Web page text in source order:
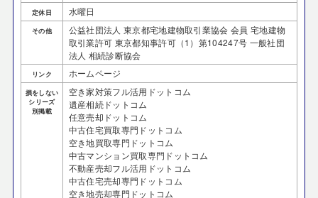
定休日 水曜日
その他
公益社団法人 東京都宅地建物取引業協会 会員 宅地建物
取引業許可 東京都知事許可（1）第104247号 一般社団
法人 相続診断協会
リンク ホームページ
損をしない
シリーズ
別掲載
空き家対策フル活用ドットコム
遺産相続ドットコム
任意売却ドットコム
中古住宅買取専門ドットコム
空き地買取専門ドットコム
中古マンション買取専門ドットコム
不動産売却フル活用ドットコム
中古住宅売却専門ドットコム
空き地売却専門ドットコム